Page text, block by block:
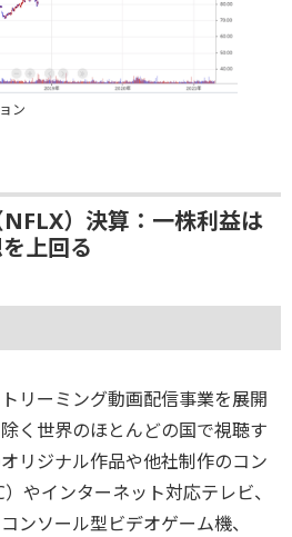
ン
）決算：一株利益は
上回る
リーミング動画配信事業を展開
く世界のほとんどの国で視聴す
リジナル作品や他社制作のコン
やインターネット対応テレビ、
ンソール型ビデオゲーム機、